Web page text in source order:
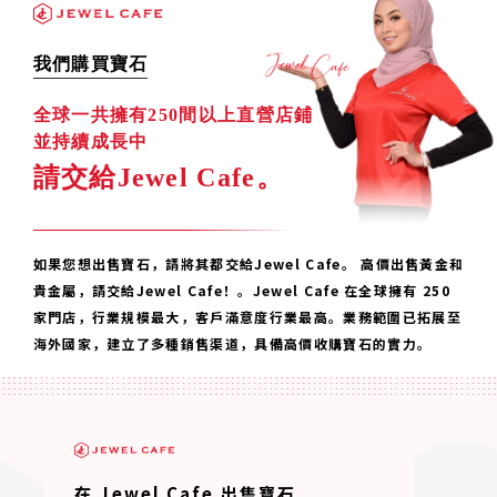
我們購買寶石
全球一共擁有250間以上直營店鋪
並持續成長中
請交給Jewel Cafe。
如果您想出售寶石，請將其都交給Jewel Cafe。 高價出售黃金和
貴金屬，請交給Jewel Cafe！。Jewel Cafe 在全球擁有 250
家門店，行業規模最大，客戶滿意度行業最高。業務範圍已拓展至
海外國家，建立了多種銷售渠道，具備高價收購寶石的實力。